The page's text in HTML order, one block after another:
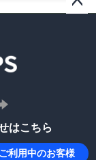
はこちら
ご利用中のお客様